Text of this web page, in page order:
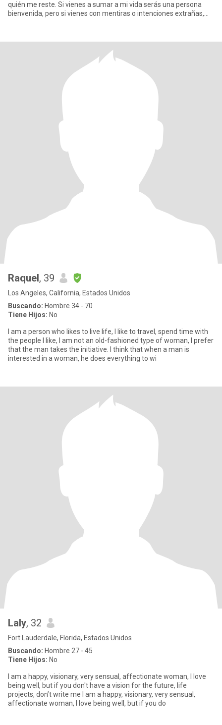
quién me reste. Si vienes a sumar a mi vida serás una persona
bienvenida, pero si vienes con mentiras o intenciones extrañas,
Raquel, 39
Los Angeles, California, Estados Unidos
Buscando: Hombre 34 - 70
Tiene Hijos: No
I am a person who likes to live life, I like to travel, spend time with
the people I like, I am not an old-fashioned type of woman, I prefer
that the man takes the initiative. I think that when a man is
interested in a woman, he does everything to wi
Laly, 32
Fort Lauderdale, Florida, Estados Unidos
Buscando: Hombre 27 - 45
Tiene Hijos: No
I am a happy, visionary, very sensual, affectionate woman, I love
being well, but if you don't have a vision for the future, life
projects, don’t write me I am a happy, visionary, very sensual,
affectionate woman, I love being well, but if you do